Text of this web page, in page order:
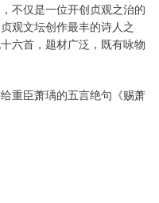
不仅是一位开创贞观之治的
观文坛创作最丰的诗人之
六首，题材广泛，既有咏物
重臣萧瑀的五言绝句《赐萧